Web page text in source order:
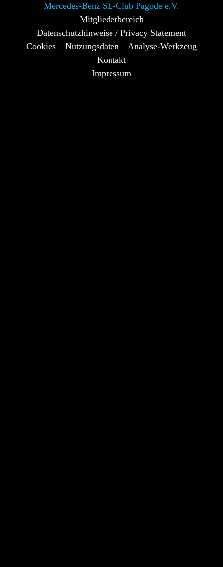
Mercedes-Benz SL-Club Pagode e.V.
Mitgliederbereich
Datenschutzhinweise / Privacy Statement
Cookies – Nutzungsdaten – Analyse-Werkzeug
Kontakt
Impressum